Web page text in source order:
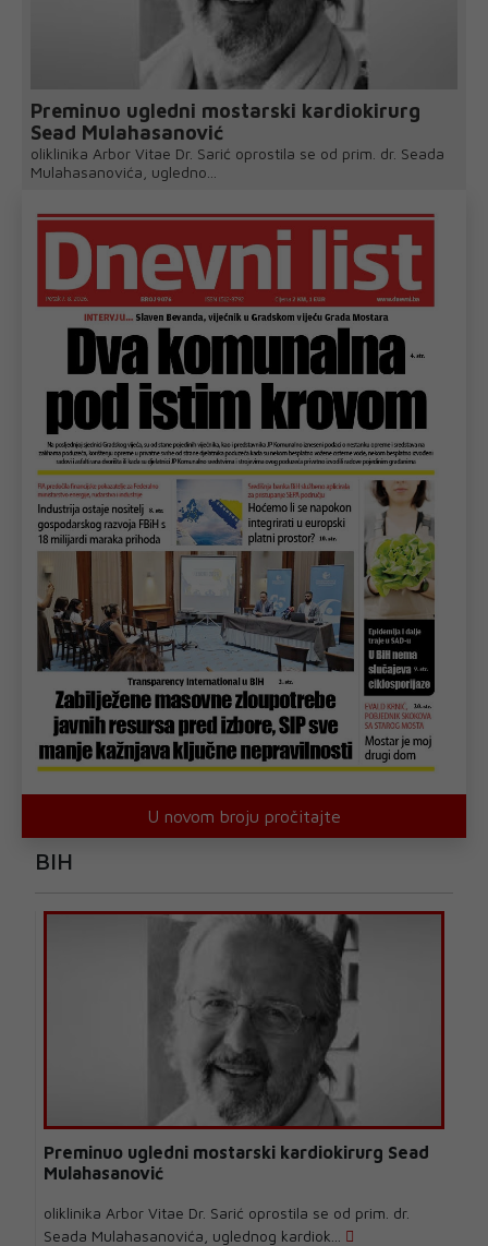
Preminuo ugledni mostarski kardiokirurg
Sead Mulahasanović
oliklinika Arbor Vitae Dr. Sarić oprostila se od prim. dr. Seada
Mulahasanovića, ugledno...
U novom broju pročitajte
BIH
Preminuo ugledni mostarski kardiokirurg Sead
Mulahasanović
oliklinika Arbor Vitae Dr. Sarić oprostila se od prim. dr.
Seada Mulahasanovića, uglednog kardiok...